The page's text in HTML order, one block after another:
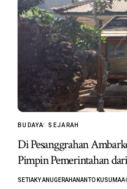
BUDAYA SEJARAH
Di Pesanggrahan
Pimpin Pemerintahan
SETIAKY ANUGERAHANANTO KUSUMA